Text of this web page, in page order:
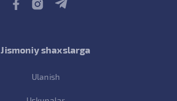
Jismoniy shaxslarga
Ulanish